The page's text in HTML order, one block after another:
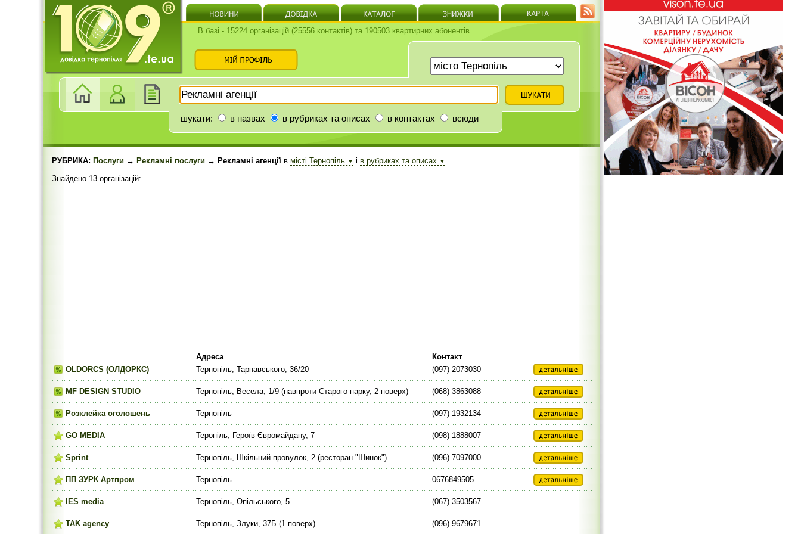
В базі - 15224 організацій (25556 контактів) та 190503 квартирних абонентів
шукати: в назвах в рубриках та описах в контактах всюди
РУБРИКА: Послуги → Рекламні послуги → Рекламні агенції в місті Тернопіль ▼ і в рубриках та описах ▼
Знайдено 13 організацій:
Адреса
Контакт
OLDORCS (ОЛДОРКС)
Тернопіль, Тарнавського, 36/20 (097) 2073030
МF DESIGN STUDIO Тернопіль, Весела, 1/9 (навпроти Старого парку, 2 поверх) (068) 3863088
Розклейка оголошень Тернопіль (097) 1932134
GO MEDIA Теропіль, Героїв Євромайдану, 7 (098) 1888007
Sprint Тернопіль, Шкільний провулок, 2 (ресторан "Шинок") (096) 7097000
ПП ЗУРК Артпром Тернопіль 0676849505
IES media Тернопіль, Опільського, 5 (067) 3503567
TAK agency Тернопіль, Злуки, 37Б (1 поверх) (096) 9679671